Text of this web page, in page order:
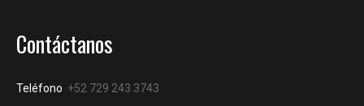
Contáctanos
Teléfono +52 729 243 3743